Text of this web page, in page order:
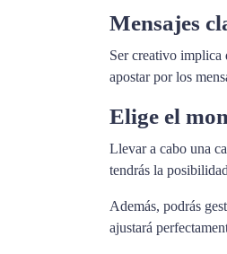
Mensajes
Ser creativo implica
apostar por los
Elige el
Llevar a cabo una
tendrás la
Además, podrás
ajustará